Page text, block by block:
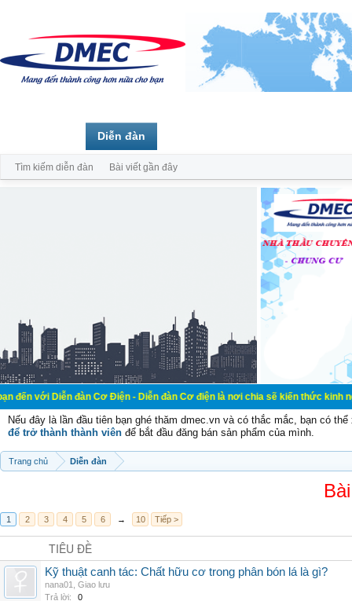
đàn Cơ Điện - Diễn đàn Cơ điện là nơi chia sẽ kiến thức kinh nghiệm
Nếu đây là lần đầu tiên bạn ghé thăm dmec.vn và có thắc mắc, bạn có
để trở thành thành viên để bắt đầu đăng bán sản phẩm của mình.
Trang chủ Diễn đàn
1 2 3 4 5 6 → 10 Tiếp >
TIÊU ĐỀ
Kỹ thuật canh tác: Chất hữu cơ trong phân bón lá là gì?
nana01
Giao lưu
Trả lời:
0
Diễn đàn
Tìm kiếm diễn đàn Bài viết gần đây